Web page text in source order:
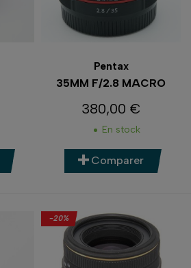
Pentax
35MM F/2.8 MACRO
Prix
380,00 €
En stock
Comparer
-20%